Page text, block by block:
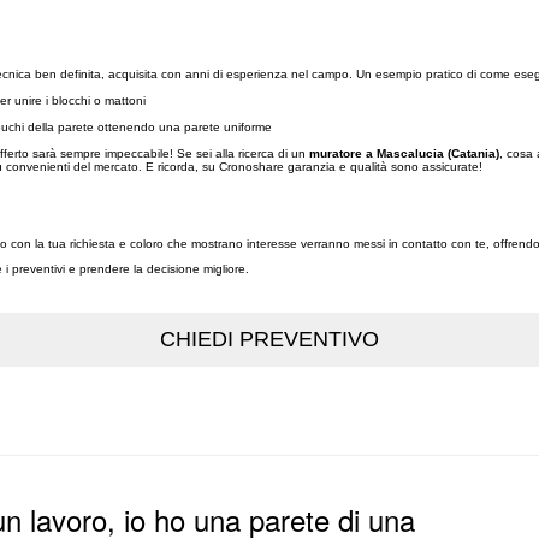
ben definita, acquisita con anni di esperienza nel campo. Un esempio pratico di come
unire i blocchi o mattoni
della parete ottenendo una parete uniforme
sarà sempre impeccabile! Se sei alla ricerca di un muratore a Mascalucia (Catania) ,
del mercato. E ricorda, su Cronoshare garanzia e qualità sono assicurate!
la tua richiesta e coloro che mostrano interesse verranno messi in contatto con te,
preventivi e prendere la decisione migliore.
lavoro, io ho una parete di una